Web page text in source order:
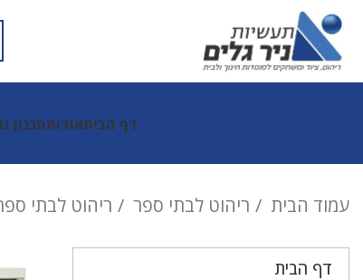
דף הביתאודותתכנון
עמוד הבית ריהוט לבתי ספר ריהוט לבתי
דף הבית